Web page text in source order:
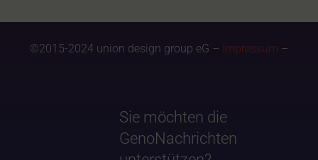
©2015-2024 union design group eG – Impressum –
Sie möchten die
GenoNachrichten